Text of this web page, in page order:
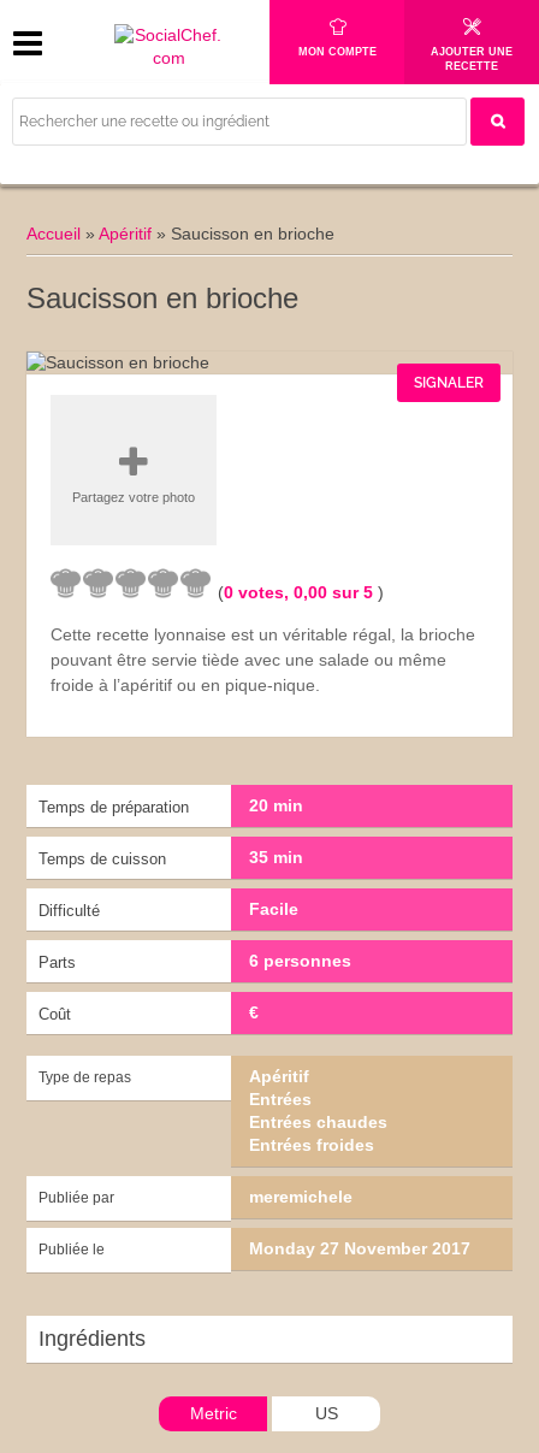
MON COMPTE
AJOUTER UNE
RECETTE
Accueil »Apéritif » Saucisson en brioche
Saucisson en brioche
SIGNALER
Partagez votre photo
(0 votes,0,00 sur 5)
Cette recette lyonnaise est un véritable régal, la brioche
pouvant être servie tiède avec une salade ou même
froide à l’apéritif ou en pique-nique.
Temps de préparation 20 min
Temps de cuisson 35 min
Difficulté Facile
Parts 6 personnes
Coût €
Type de repas
Apéritif
Entrées
Entrées chaudes
Entrées froides
Publiée par meremichele
Publiée le Monday 27 November 2017
Ingrédients
Metric US